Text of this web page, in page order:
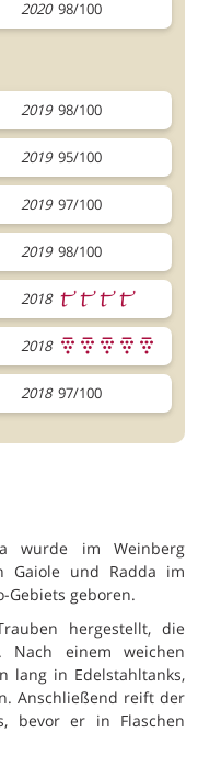
2020 98/100
2019 98/100
2019 95/100
2019 97/100
2019 98/100
2018
2018
2018 97/100
wurde im Weinberg
Gaiole und Radda im
Gebiets geboren.
hergestellt, die
Nach einem weichen
lang in Edelstahltanks,
Anschließend reift der
bevor er in Flaschen